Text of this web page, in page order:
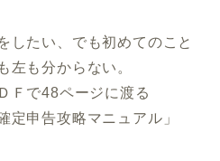
したい、でも初めてのこと
左も分からない。
Ｆで48ページに渡る
定申告攻略マニュアル」